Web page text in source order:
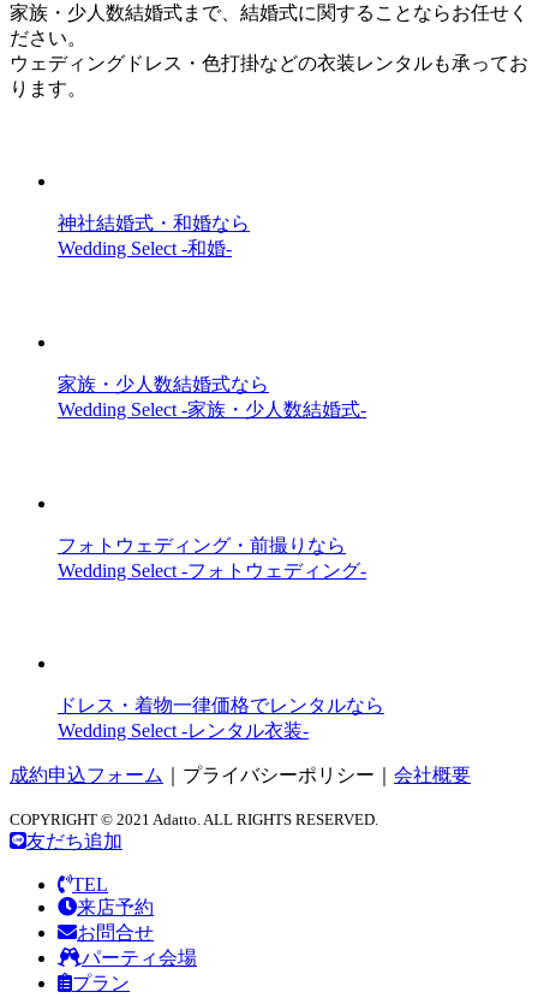
家族・少人数結婚式まで、結婚式に関することならお任せく
ださい。
ウェディングドレス・色打掛などの衣装レンタルも承ってお
ります。
神社結婚式・和婚なら
Wedding Select -和婚-
家族・少人数結婚式なら
Wedding Select -家族・少人数結婚式-
フォトウェディング・前撮りなら
Wedding Select -フォトウェディング-
ドレス・着物一律価格でレンタルなら
Wedding Select -レンタル衣装-
成約申込フォーム プライバシーポリシー 会社概要
COPYRIGHT © 2021 Adatto. ALL RIGHTS RESERVED.
友だち追加
TEL
来店予約
お問合せ
パーティ会場
プラン